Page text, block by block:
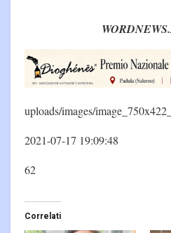
uploads/images/
2021-07-17 19:09:48
62
Correlati